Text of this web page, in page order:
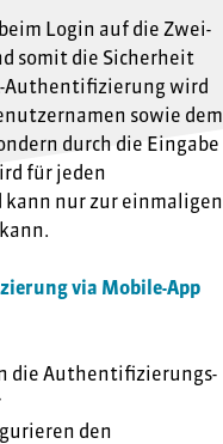
Login auf die Zwei-
somit die Sicherheit
Authentifizierung wird
sowie dem
durch die Eingabe
für jeden
nur zur einmaligen
via Mobile-App
die Authentifizierungs-
den